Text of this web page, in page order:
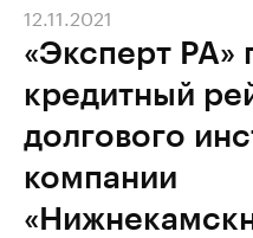
«Эксперт РА»
кредитный
долгового
компании
12.11.2021